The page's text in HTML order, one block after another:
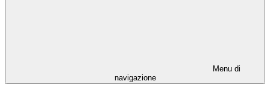
Menu di
navigazione